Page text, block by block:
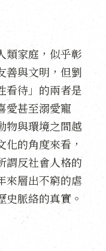
類家庭，似乎彰
善與文明，但劉
看待」的兩者是
愛甚至溺愛寵
物與環境之間越
的角度來看，
謂反社會人格的
來層出不窮的虐
史脈絡的真實。